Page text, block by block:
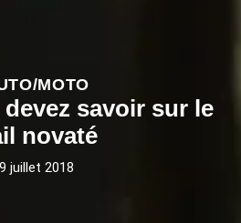
MOTO
savoir sur le
novaté
9 juillet 2018